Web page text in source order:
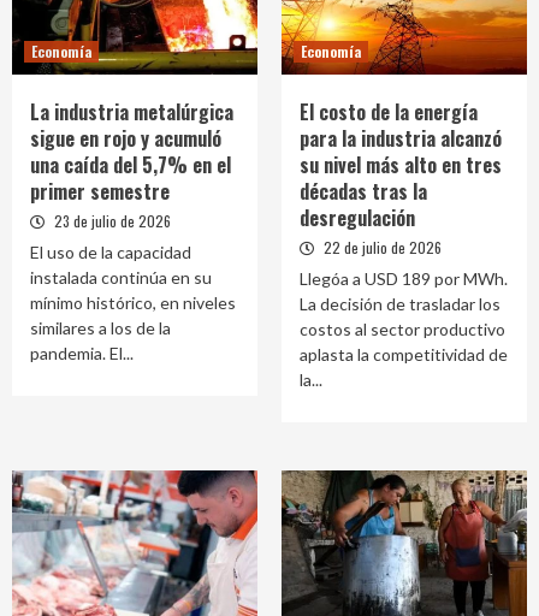
Economía
La industria metalúrgica
sigue en rojo y acumuló
una caída del 5,7% en el
primer semestre
23 de julio de 2026
El uso de la capacidad
instalada continúa en su
mínimo histórico, en niveles
similares a los de la
pandemia. El...
Economía
El costo de la energía
para la industria alcanzó
su nivel más alto en tres
décadas tras la
desregulación
22 de julio de 2026
Llegóa a USD 189 por MWh.
La decisión de trasladar los
costos al sector productivo
aplasta la competitividad de
la...